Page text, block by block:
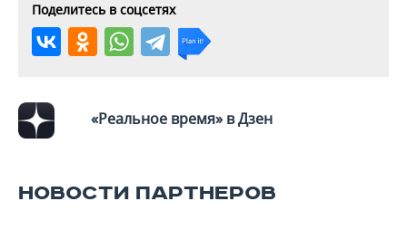
ХОККЕЙ С МЯЧОМ
ПРОИСШЕСТВИЯ
Поделитесь в соцсетях
«Реальное время» в Дзен
НОВОСТИ ПАРТНЕРОВ